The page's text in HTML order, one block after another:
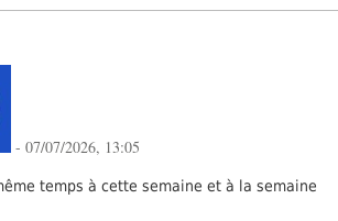
- 07/07/2026, 13:05
temps à cette semaine et à la semaine